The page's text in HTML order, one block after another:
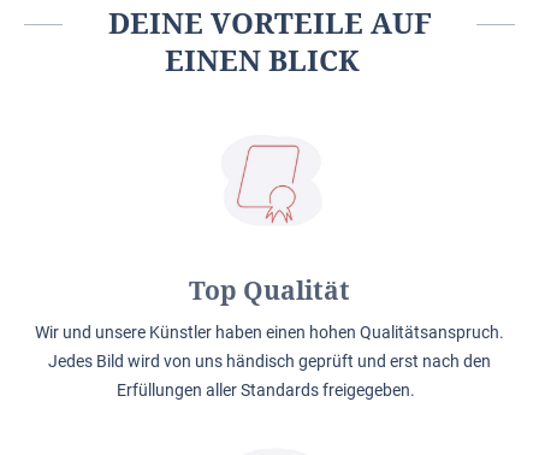
DEINE VORTEILE AUF
EINEN BLICK
Top Qualität
Wir und unsere Künstler haben einen hohen Qualitätsanspruch.
Jedes Bild wird von uns händisch geprüft und erst nach den
Erfüllungen aller Standards freigegeben.